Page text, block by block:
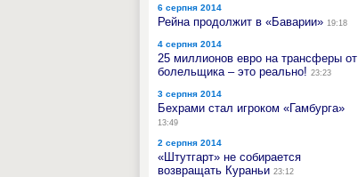
6 серпня 2014
Рейна продолжит в «Баварии» 19:18
4 серпня 2014
25 миллионов евро на трансферы от
болельщика – это реально! 23:23
3 серпня 2014
Бехрами стал игроком «Гамбурга»
13:49
2 серпня 2014
«Штутгарт» не собирается
возвращать Кураньи 23:12